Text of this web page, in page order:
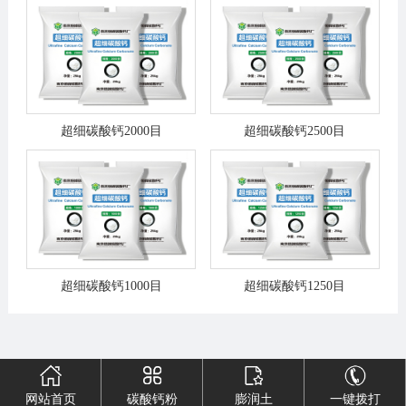
超细碳酸钙2000目 超细碳酸钙2500目
超细碳酸钙1000目 超细碳酸钙1250目
网站首页 碳酸钙粉 膨润土 一键拨打